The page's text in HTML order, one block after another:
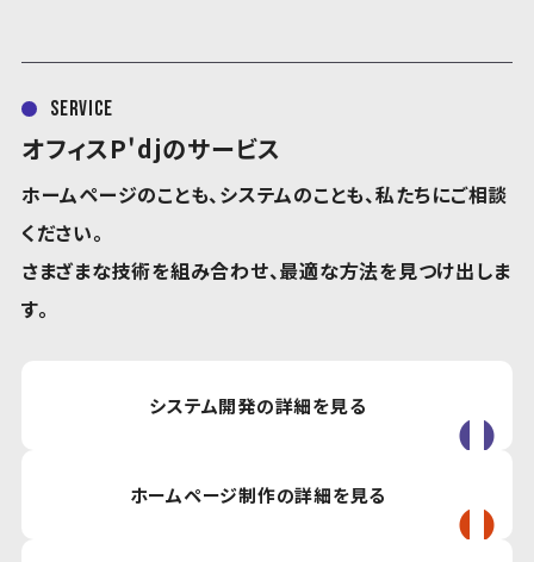
service
オフィスP'djのサービス
ホームページのことも、システムのことも、私たちにご相談
ください。
さまざまな技術を組み合わせ、最適な方法を見つけ出しま
す。
システム開発の詳細を見る
ホームページ制作の詳細を見る